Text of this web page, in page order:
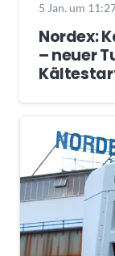
5 Jan. um
Nordex:
– neuer